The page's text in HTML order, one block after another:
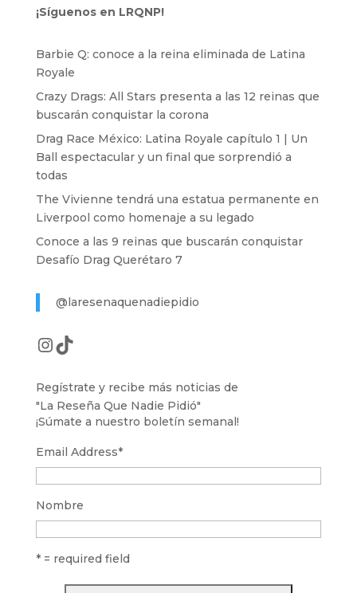
¡Síguenos en LRQNP!
Barbie Q: conoce a la reina eliminada de Latina
Royale
Crazy Drags: All Stars presenta a las 12 reinas que
buscarán conquistar la corona
Drag Race México: Latina Royale capítulo 1 | Un
Ball espectacular y un final que sorprendió a
todas
The Vivienne tendrá una estatua permanente en
Liverpool como homenaje a su legado
Conoce a las 9 reinas que buscarán conquistar
Desafío Drag Querétaro 7
@laresenaquenadiepidio
Instagram
TikTok
Regístrate y recibe más noticias de
"La Reseña Que Nadie Pidió"
¡Súmate a nuestro boletín semanal!
Email Address*
Nombre
* = required field